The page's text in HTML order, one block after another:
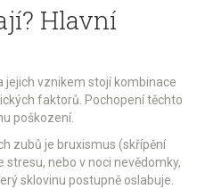
Hlavní
jejich vznikem stojí kombinace
faktorů. Pochopení těchto
poškození.
zubů je bruxismus (skřípění
nebo v noci nevědomky,
sklovinu postupně oslabuje.